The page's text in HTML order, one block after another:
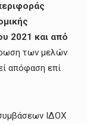
2021 και από
των μελών
απόφαση επί
ΙΔΟΧ